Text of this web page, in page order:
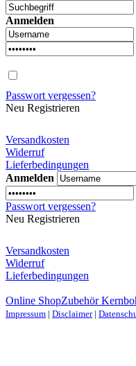
Anmelden
Passwort vergessen?
Neu Registrieren
Versandkosten
Widerruf
Lieferbedingungen
Anmelden
Passwort vergessen?
Neu Registrieren
Versandkosten
Widerruf
Lieferbedingungen
Online ShopZubehör
Impressum | Disclaimer|